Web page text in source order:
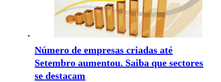
Número de empresas criadas até
Setembro aumentou. Saiba que sectores
se destacam